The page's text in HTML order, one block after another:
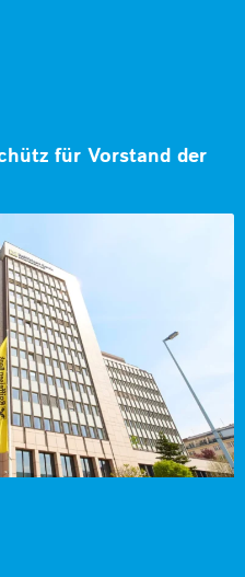
für Vorstand der